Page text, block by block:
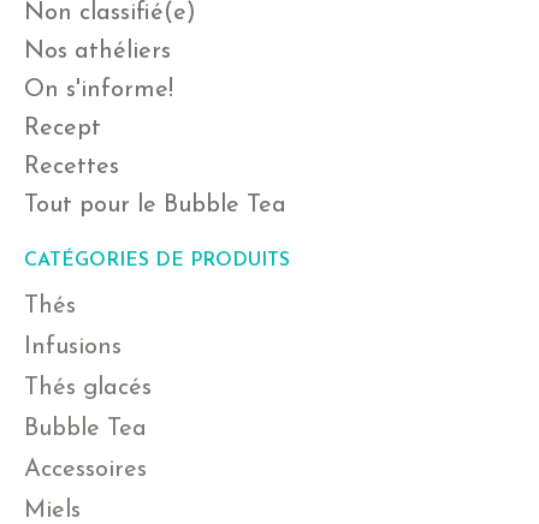
Non classifié(e)
Nos athéliers
On s'informe!
Recept
Recettes
Tout pour le Bubble Tea
CATÉGORIES DE PRODUITS
Thés
Infusions
Thés glacés
Bubble Tea
Accessoires
Miels